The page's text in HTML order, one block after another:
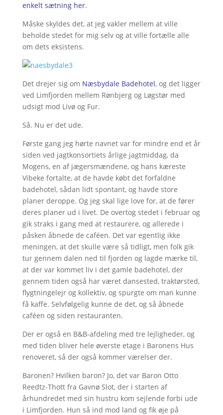
enkelt sætning her.
Måske skyldes det, at jeg vakler mellem at ville
beholde stedet for mig selv og at ville fortælle alle
om dets eksistens.
Det drejer sig om Næsbydale Badehotel, og det ligger
ved Limfjorden mellem Rønbjerg og Løgstør med
udsigt mod Livø og Fur.
Så. Nu er det ude.
Første gang jeg hørte navnet var for mindre end et år
siden ved jagtkonsortiets årlige jagtmiddag, da
Mogens, en af jægersmændene, og hans kæreste
Vibeke fortalte, at de havde købt det forfaldne
badehotel, sådan lidt spontant, og havde store
planer deroppe. Og jeg skal lige love for, at de fører
deres planer ud i livet. De overtog stedet i februar og
gik straks i gang med at restaurere, og allerede i
påsken åbnede de caféen. Det var egentlig ikke
meningen, at det skulle være så tidligt, men folk gik
tur gennem dalen ned til fjorden og lagde mærke til,
at der var kommet liv i det gamle badehotel, der
gennem tiden også har været dansested, traktørsted,
flygtningelejr og kollektiv, og spurgte om man kunne
få kaffe. Selvfølgelig kunne de det, og så åbnede
caféen og siden restauranten.
Der er også en B&B-afdeling med tre lejligheder, og
med tiden bliver hele øverste etage i Baronens Hus
renoveret, så der også kommer værelser der.
Baronen? Hvilken baron? Jo, det var Baron Otto
Reedtz-Thott fra Gavnø Slot, der i starten af
århundredet med sin hustru kom sejlende forbi ude
i Limfjorden. Hun så ind mod land og fik øje på